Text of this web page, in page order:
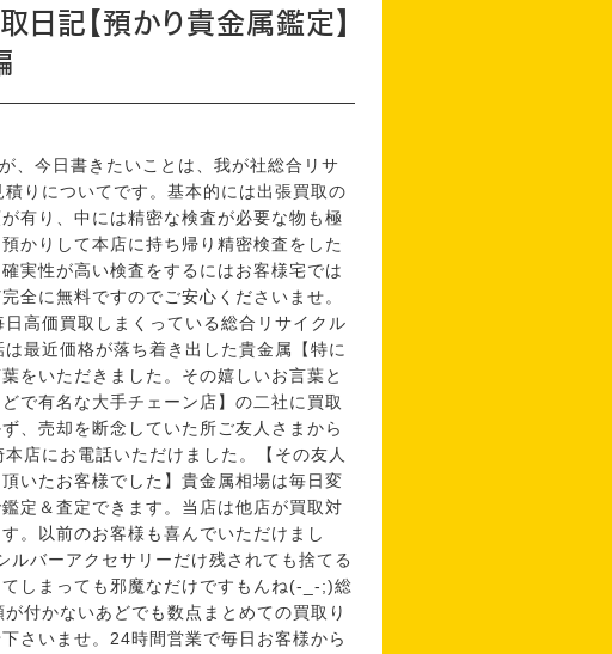
日記【預かり貴金属鑑定】
今日書きたいことは、我が社総合リサ
りについてです。基本的には出張買取の
有り、中には精密な検査が必要な物も極
かりして本店に持ち帰り精密検査をした
実性が高い検査をするにはお客様宅では
全に無料ですのでご安心くださいませ。
高価買取しまくっている総合リサイクル
最近価格が落ち着き出した貴金属【特に
をいただきました。その嬉しいお言葉と
で有名な大手チェーン店】の二社に買取
、売却を断念していた所ご友人さまから
店にお電話いただけました。【その友人
いたお客様でした】貴金属相場は毎日変
定＆査定できます。当店は他店が買取対
。以前のお客様も喜んでいただけまし
バーアクセサリーだけ残されても捨てる
しまっても邪魔なだけですもんね(-_-;)総
付かないあどでも数点まとめての買取り
さいませ。24時間営業で毎日お客様から